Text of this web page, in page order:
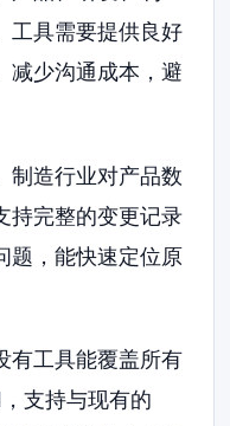
工具需要提供良好
减少沟通成本，避
制造行业对产品数
持完整的变更记录
题，能快速定位原
有工具能覆盖所有
支持与现有的